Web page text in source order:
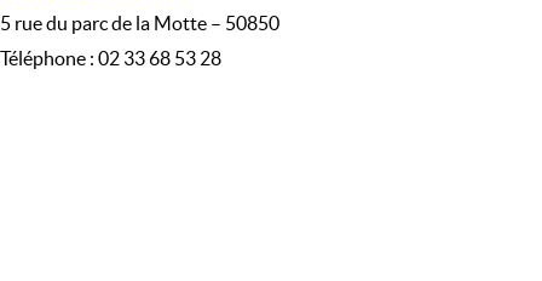
5 rue du parc de la Motte – 50850
Téléphone : 02 33 68 53 28